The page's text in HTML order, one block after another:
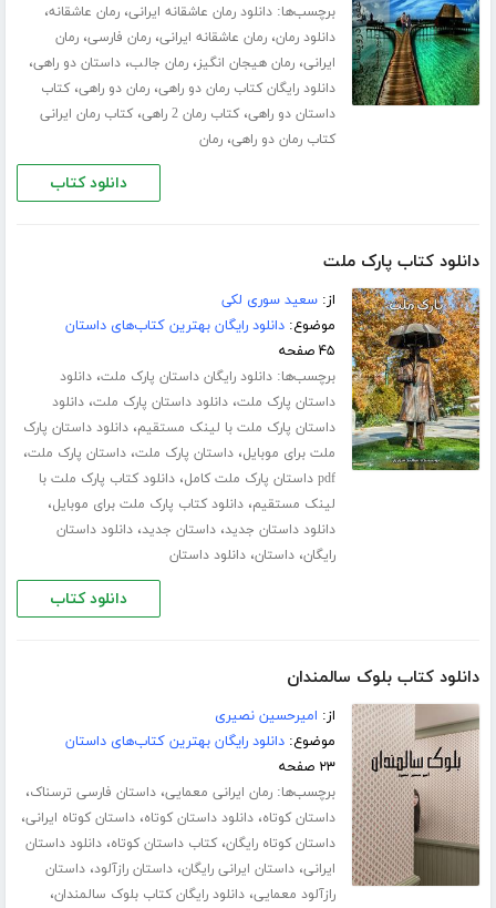
برچسب‌ها:دانلود رمان عاشقانه ایرانی،رمان عاشقانه،
دانلود رمان،رمان عاشقانه ایرانی،رمان فارسی،رمان
ایرانی،رمان هیجان انگیز،رمان جالب،داستان دو راهی،
دانلود رایگان کتاب رمان دو راهی،رمان دو راهی،کتاب
داستان دو راهی،کتاب رمان 2 راهی ،کتاب رمان ایرانی
کتاب رمان دو راهی،رمان
دانلود کتاب
دانلود کتاب پارک ملت
از:سعید سوری لکی
موضوع:دانلود رایگان بهترین کتاب‌های داستان
۴۵ صفحه
برچسب‌ها:دانلود رایگان داستان پارک ملت،دانلود
داستان پارک ملت،دانلود داستان پارک ملت،دانلود
داستان پارک ملت با لینک مستقیم،دانلود داستان پارک
ملت برای موبایل،داستان پارک ملت،داستان پارک ملت،
pdf داستان پارک ملت کامل ،دانلود کتاب پارک ملت با
لینک مستقیم،دانلود کتاب پارک ملت برای موبایل،
دانلود داستان جدید،داستان جدید،دانلود داستان
رایگان،داستان،دانلود داستان
دانلود کتاب
دانلود کتاب بلوک سالمندان
از: امیرحسین نصیری
موضوع:دانلود رایگان بهترین کتاب‌های داستان
۲۳ صفحه
برچسب‌ها:رمان ایرانی معمایی،داستان فارسی ترسناک،
داستان کوتاه،دانلود داستان کوتاه،داستان کوتاه ایرانی،
داستان کوتاه رایگان،کتاب داستان کوتاه،دانلود داستان
ایرانی،داستان ایرانی رایگان،داستان رازآلود،داستان
رازآلود معمایی،دانلود رایگان کتاب بلوک سالمندان،